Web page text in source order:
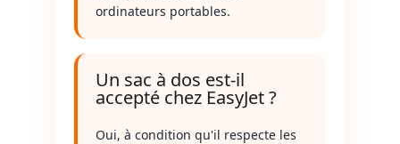
ordinateurs portables.
Un sac à dos est-il
accepté chez EasyJet ?
Oui, à condition qu'il respecte les